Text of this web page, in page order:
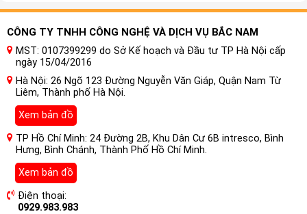
CÔNG TY TNHH CÔNG NGHỆ VÀ DỊCH VỤ BẮC NAM
MST: 0107399299 do Sở Kế hoạch và Đầu tư TP Hà Nội cấp
ngày 15/04/2016
Hà Nội: 26 Ngõ 123 Đường Nguyễn Văn Giáp, Quận Nam Từ
Liêm, Thành phố Hà Nội.
Xem bản đồ
TP Hồ Chí Minh: 24 Đường 2B, Khu Dân Cư 6B intresco, Bình
Hưng, Bình Chánh, Thành Phố Hồ Chí Minh.
Xem bản đồ
Điện thoại:
0929.983.983